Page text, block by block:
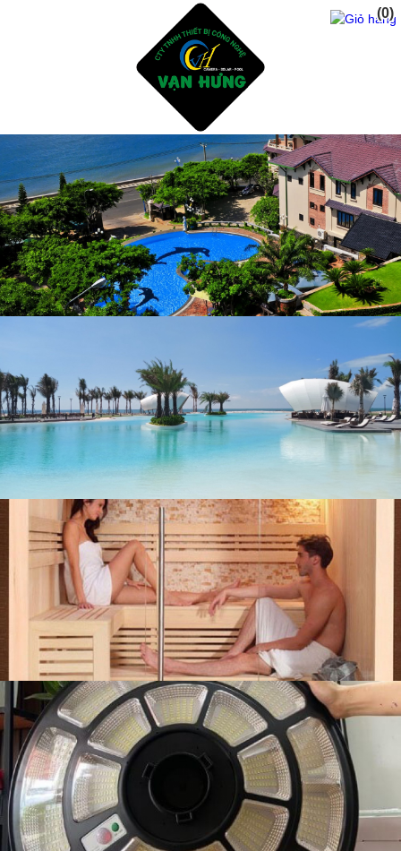
Trang Chủ
Giới Thiệu
Dịch vụ
Sản Phẩm
Tư Vấn Thiết Kế Xây Dụng Hồ Bơi
Thiết Bị Và Phụ Kiện Hồ Bơi
Hóa Chất Xữ Lý Nước Hồ Bơi
Dịch Vụ Chăm Sóc Hồ Bơi
Thiết Kế Phòng Tắm sauna - steam bath
Tư Vấn Thiết Kế Xây Dụng Hồ CáKoi - Thiết Bị Lọc
Phụ Gia Chống Thấm Hồ Bơi - Hồ CáKoi
Dự Án
liên hệ
(0)